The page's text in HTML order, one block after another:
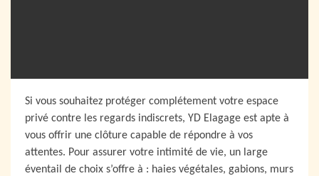
Si vous souhaitez protéger complétement votre espace
privé contre les regards indiscrets, YD Elagage est apte à
vous offrir une clôture capable de répondre à vos
attentes. Pour assurer votre intimité de vie, un large
éventail de choix s’offre à : haies végétales, gabions, murs